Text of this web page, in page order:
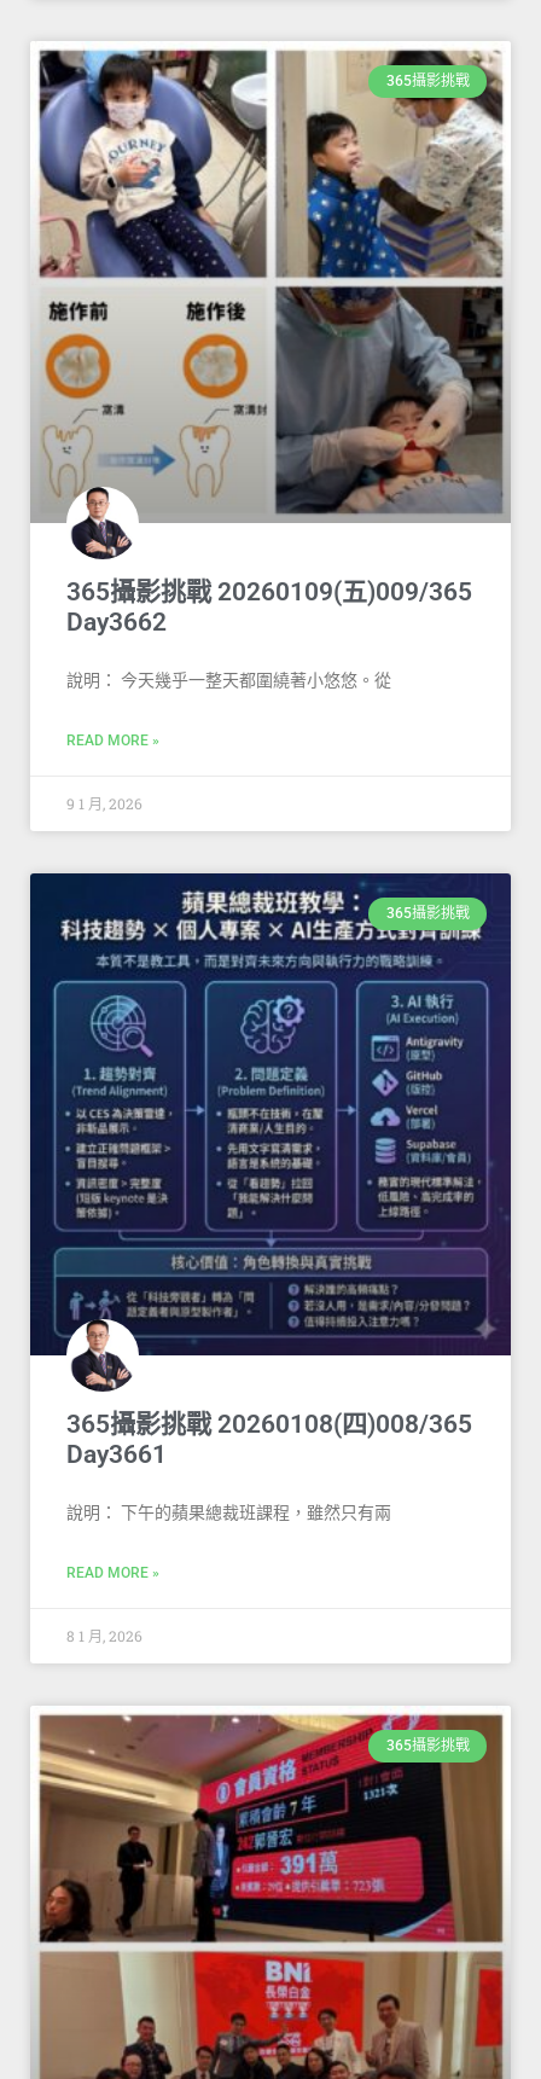
365攝影挑戰
365攝影挑戰 20260109(五)009/365
Day3662
說明： 今天幾乎一整天都圍繞著小悠悠。從
READ MORE »
9 1 月, 2026
365攝影挑戰
365攝影挑戰 20260108(四)008/365
Day3661
說明： 下午的蘋果總裁班課程，雖然只有兩
READ MORE »
8 1 月, 2026
365攝影挑戰